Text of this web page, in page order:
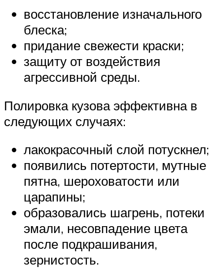
восстановление изначального
блеска;
придание свежести краски;
защиту от воздействия
агрессивной среды.
Полировка кузова эффективна в
следующих случаях:
лакокрасочный слой потускнел;
появились потертости, мутные
пятна, шероховатости или
царапины;
образовались шагрень, потеки
эмали, несовпадение цвета
после подкрашивания,
зернистость.